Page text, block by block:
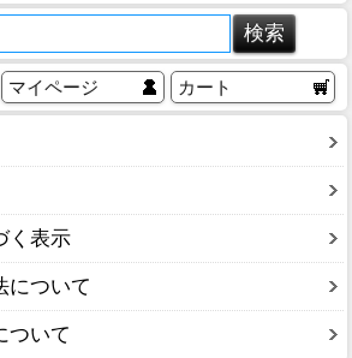
マイページ カート
く表示
について
ついて